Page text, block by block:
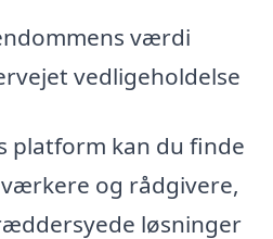
værdi
vedligeholdelse
platform kan du finde
og rådgivere,
løsninger